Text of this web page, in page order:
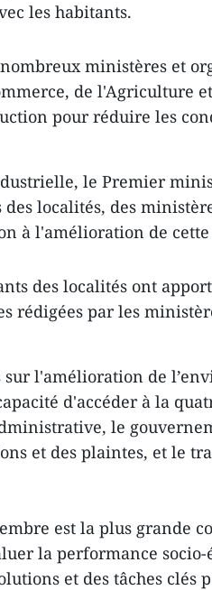
les habitants.
ministères et
de l'Agriculture
pour réduire les
le Premier
localités, des
à l'amélioration de
des localités ont
rédigées par les
l'amélioration de
d'accéder à la
le
et des plaintes, et le
est la plus grande
la performance socio-
et des tâches clés